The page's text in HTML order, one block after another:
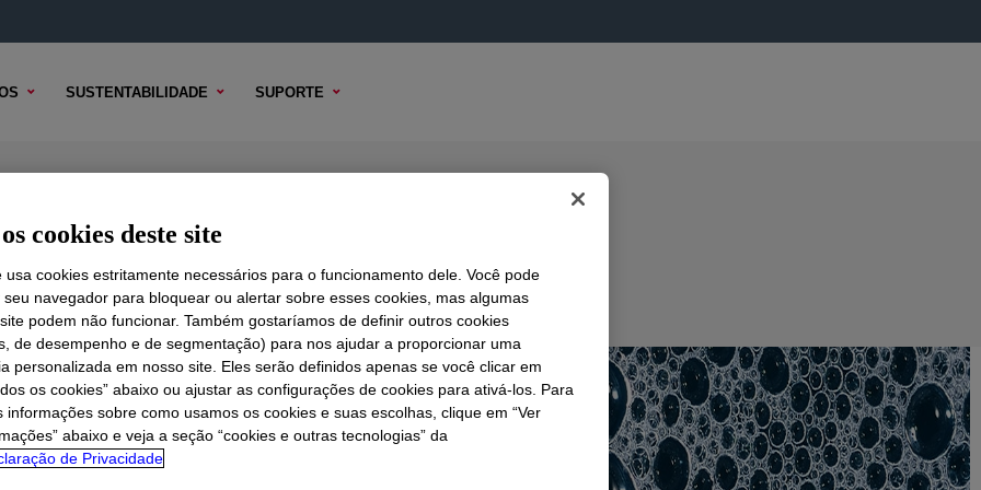
SUSTENTABILIDADE SUPORTE
PPV01 Cellulose Ether
TÉCNICO OPÇÕES DE AMOSTRA OPÇÕES DE COMPRA
cookies deste site
usa cookies estritamente necessários para o funcionamento dele. Você pode
navegador para bloquear ou alertar sobre esses cookies, mas algumas
podem não funcionar. Também gostaríamos de definir outros cookies
de desempenho e de segmentação) para nos ajudar a proporcionar uma
personalizada em nosso site. Eles serão definidos apenas se você clicar em
os cookies” abaixo ou ajustar as configurações de cookies para ativá-los. Para
informações sobre como usamos os cookies e suas escolhas, clique em “Ver
abaixo e veja a seção “cookies e outras tecnologias” da
de Privacidade